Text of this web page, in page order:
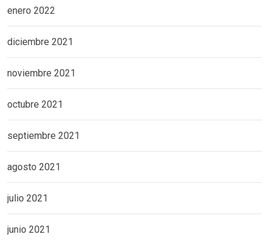
enero 2022
diciembre 2021
noviembre 2021
octubre 2021
septiembre 2021
agosto 2021
julio 2021
junio 2021